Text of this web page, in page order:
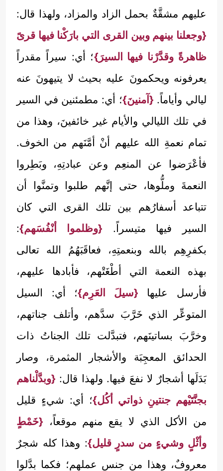
عليهم مشقَّةٌ بحمل الزاد والمزاد، ولهذا قال:
{وجعلنا بينهم وبين القرى التي بارَكْنا فيها قرىً
ظاهرةً وقدَّرْنا فيها السيرَ}؛ أي: سيراً مقدراً
يعرفونه ويحكمونَ عليه بحيث لا يتيهونَ عنه
ليالي وأياماً. {آمنينَ}؛ أي: مطمئنين في السير
في تلك الليالي والأيام غير خائفينَ، وهذا من
تمام نعمةِ الله عليهم أنْ أمَّنَهم من الخوف.
فأعْرَضوا عن المنعِم وعن عبادتِهِ، وبَطِروا
النعمةَ وملُّوها، حتى إنَّهم طلبوا وتمنَّوا أن
تتباعد أسفارُهم بين تلك القرى التي كان
السير فيها متيسراً. {وظلموا أنْفُسَهم}:
بكفرِهِم بالله وبنعمتِهِ، فعاقَبَهُمُ الله تعالى
بهذه النعمة التي أطْغَتْهم، فأبادها عليهم،
فأرسل عليها {سيلَ العَرِم}؛ أي: السيل
المتوعِّر الذي خَرَّبَ سدَّهم، وأتلف جناتهم،
وخرَّبَ بساتينَهم، فتبدَّلت تلك الجناتُ ذات
الحدائق المعجِبَة والأشجار المثمرة، وصار
بَدَلَها أشجارٌ لا نفعَ فيها. ولهذا قال: {وبدَّلْناهم
بجنَّتَيْهم جنتينِ ذواتي أكُل}؛ أي: شيءٍ قليل
من الأكل الذي لا يقع منهم موقعاً، {خَمْطٍ
وأثْلٍ وشيءٍ من سدرٍ قليل}: وهذا كله شجرٌ
معروفٌ، وهذا من جنس عملهم؛ فكما بدَّلوا